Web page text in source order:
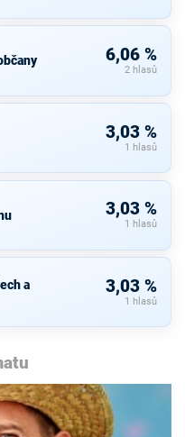
6,06 %
2 hlasů
3,03 %
1 hlasů
3,03 %
1 hlasů
a
3,03 %
1 hlasů